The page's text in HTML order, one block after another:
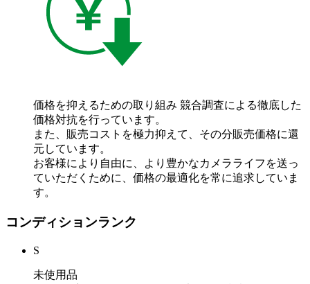
価格を抑えるための取り組み 競合調査による徹底した
価格対抗を行っています。
また、販売コストを極力抑えて、その分販売価格に還
元しています。
お客様により自由に、より豊かなカメラライフを送っ
ていただくために、価格の最適化を常に追求していま
す。
コンディションランク
S
未使用品